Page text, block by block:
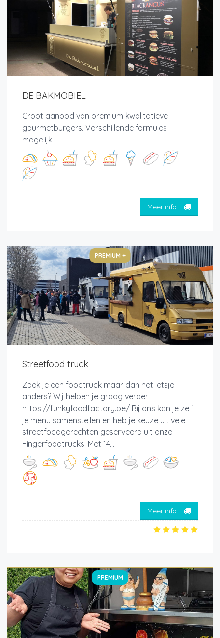
DE BAKMOBIEL
Groot aanbod van premium kwalitatieve
gourmetburgers. Verschillende formules
mogelijk.
Meer info
PREMIUM +
Streetfood truck
Zoek je een foodtruck maar dan net ietsje
anders? Wij helpen je graag verder!
https://funkyfoodfactory.be/ Bij ons kan je zelf
je menu samenstellen en heb je keuze uit vele
streetfoodgerechten geserveerd uit onze
Fingerfoodtrucks. Met 14...
Meer info
PREMIUM